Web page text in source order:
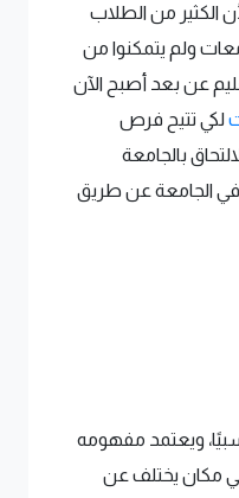
الكثير من الطلاب
ولم يتمكنوا من
عن بعد أصبح الآن
لكي تتيح فرص
بالجامعة
الجامعة عن طريق
ويعتمد مفهومه
مكان يختلف عن